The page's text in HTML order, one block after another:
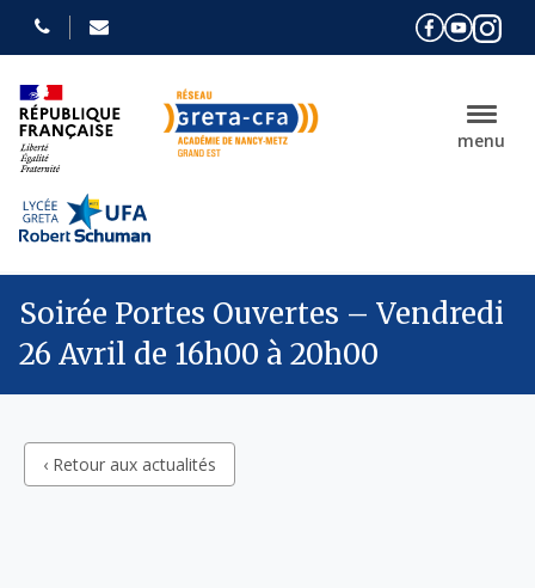
menu
Soirée Portes Ouvertes – Vendredi
26 Avril de 16h00 à 20h00
‹ Retour aux actualités